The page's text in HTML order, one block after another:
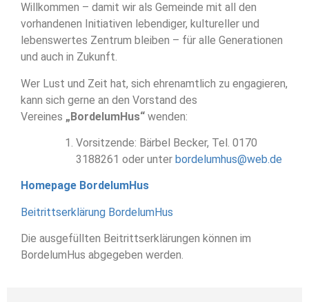
Willkommen – damit wir als Gemeinde mit all den
vorhandenen Initiativen lebendiger, kultureller und
lebenswertes Zentrum bleiben – für alle Generationen
und auch in Zukunft.
Wer Lust und Zeit hat, sich ehrenamtlich zu engagieren,
kann sich gerne an den Vorstand des
Vereines „BordelumHus“ wenden:
Vorsitzende: Bärbel Becker, Tel. 0170
3188261 oder unter bordelumhus@web.de
Homepage BordelumHus
Beitrittserklärung BordelumHus
Die ausgefüllten Beitrittserklärungen können im
BordelumHus abgegeben werden.